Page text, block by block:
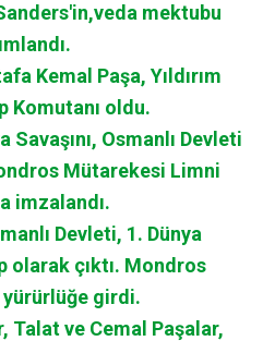
mektubu
Kemal Paşa, Yıldırım
Komutanı oldu.
Savaşını, Osmanlı Devleti
Mütarekesi Limni
imzalandı.
Devleti, 1. Dünya
olarak çıktı. Mondros
girdi.
Talat ve Cemal Paşalar,